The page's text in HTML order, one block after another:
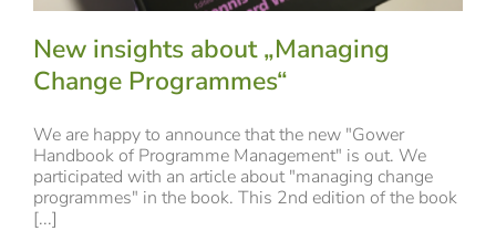
New insights about „Managing
Change Programmes“
We are happy to announce that the new "Gower
Handbook of Programme Management" is out. We
participated with an article about "managing change
programmes" in the book. This 2nd edition of the book
[...]